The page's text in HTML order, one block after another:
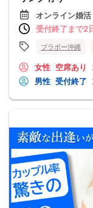
オンライン婚
受付終了まで2
ブラボー沖縄
女性 空席あり
男性 受付終了